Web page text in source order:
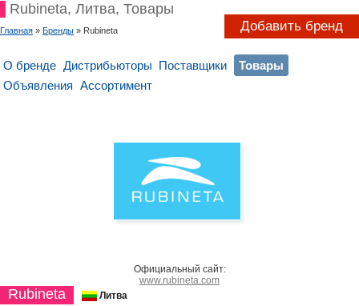
Rubineta, Литва, Товары
Главная » Бренды » Rubineta Добавить бренд
О бренде Дистрибьюторы Поставщики
Товары
Объявления Ассортимент
Официальный сайт:
www.rubineta.com
Rubineta Литва